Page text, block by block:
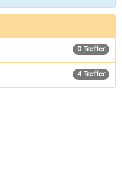
0 Treffer
4 Treffer